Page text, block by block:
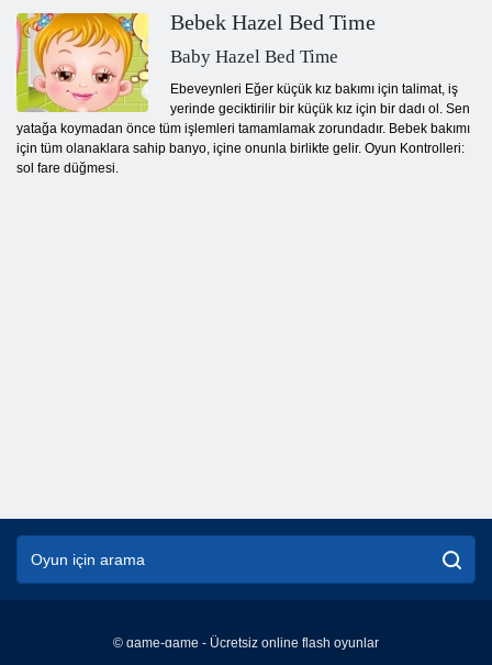
Bebek Hazel Bed Time
Baby Hazel Bed Time
Ebeveynleri Eğer küçük kız bakımı için talimat, iş
yerinde geciktirilir bir küçük kız için bir dadı ol. Sen
yatağa koymadan önce tüm işlemleri tamamlamak zorundadır. Bebek bakımı
için tüm olanaklara sahip banyo, içine onunla birlikte gelir. Oyun Kontrolleri:
sol fare düğmesi.
© game-game - Ücretsiz online flash oyunlar